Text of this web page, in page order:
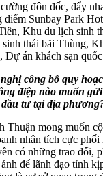
đôn đốc, đẩy
điểm Sunbay Park
Khu du lịch sinh
thái bãi Thùng,
án khách sạn quốc
công bố quy
điệp nào muốn
tư tại địa
Thuận mong muốn
nhân tích cực
có những trao đổi,
để lãnh đạo tỉnh